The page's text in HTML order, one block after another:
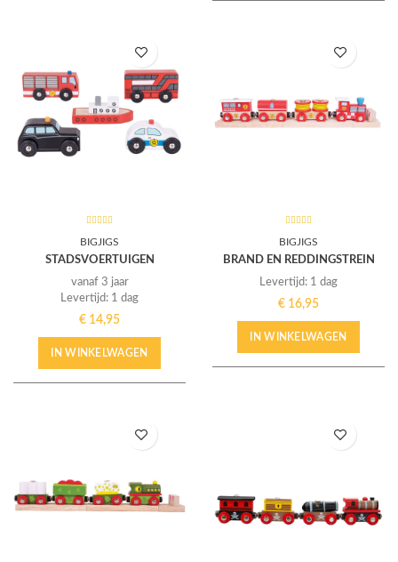
BIGJIGS
STADSVOERTUIGEN
vanaf 3 jaar
Levertijd: 1 dag
€ 14,95
IN WINKELWAGEN
BIGJIGS
BRAND EN REDDINGSTREIN
Levertijd: 1 dag
€ 16,95
IN WINKELWAGEN